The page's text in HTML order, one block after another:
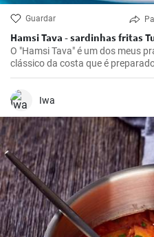
Guardar
Hamsi Tava - sardinhas fritas
O "Hamsi Tava" é um dos meus
clássico da costa que é
frescas. Conheci-o pela primeira
do Mar Negro e fiquei
sabor delicioso. As sardinhas
Iwa